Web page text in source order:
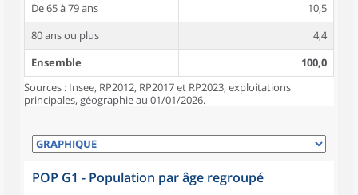
De 65 à 79 ans
10,5
80 ans ou plus
4,4
Ensemble
100,0
Sources : Insee, RP2012, RP2017 et RP2023, exploitations
principales, géographie au 01/01/2026.
POP G1 - Population par âge regroupé